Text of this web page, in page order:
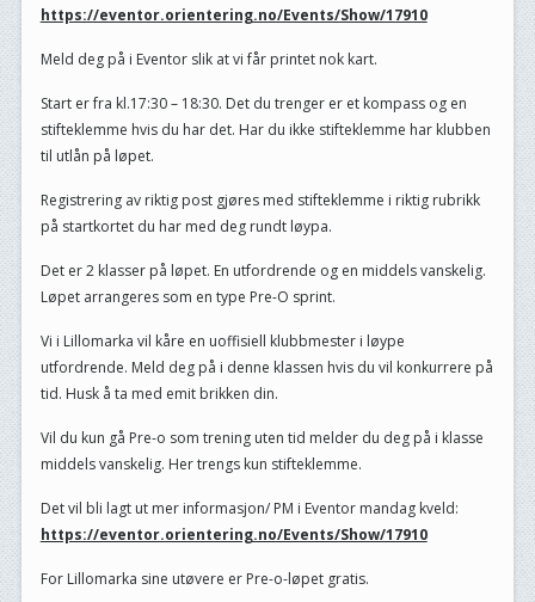
https://eventor.orientering.no/Events/Show/17910
Meld deg på i Eventor slik at vi får printet nok kart.
Start er fra kl.17:30 – 18:30. Det du trenger er et kompass og en
stifteklemme hvis du har det. Har du ikke stifteklemme har klubben
til utlån på løpet.
Registrering av riktig post gjøres med stifteklemme i riktig rubrikk
på startkortet du har med deg rundt løypa.
Det er 2 klasser på løpet. En utfordrende og en middels vanskelig.
Løpet arrangeres som en type Pre-O sprint.
Vi i Lillomarka vil kåre en uoffisiell klubbmester i løype
utfordrende. Meld deg på i denne klassen hvis du vil konkurrere på
tid. Husk å ta med emit brikken din.
Vil du kun gå Pre-o som trening uten tid melder du deg på i klasse
middels vanskelig. Her trengs kun stifteklemme.
Det vil bli lagt ut mer informasjon/ PM i Eventor mandag kveld:
https://eventor.orientering.no/Events/Show/17910
For Lillomarka sine utøvere er Pre-o-løpet gratis.